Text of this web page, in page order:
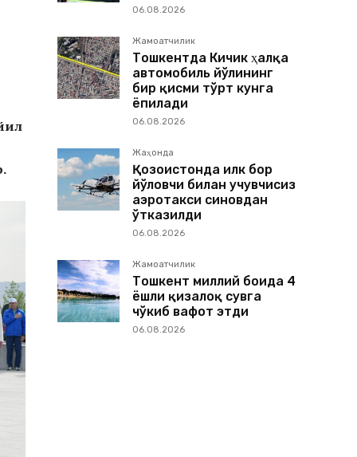
06.08.2026
Жамоатчилик
Тошкентда Кичик ҳалқа
автомобиль йўлининг
бир қисми тўрт кунга
ёпилади
06.08.2026
Жаҳонда
Қозоғистонда илк бор
йўловчи билан учувчисиз
аэротакси синовдан
ўтказилди
06.08.2026
Жамоатчилик
Тошкент миллий боғида 4
ёшли қизалоқ сувга
чўкиб вафот этди
06.08.2026